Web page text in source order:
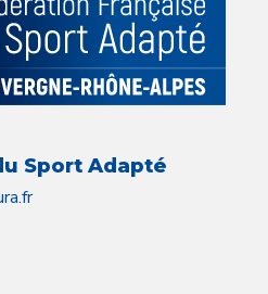
Sport Adapté